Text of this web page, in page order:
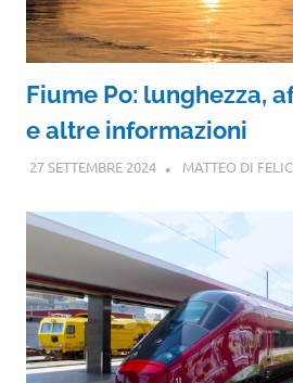
Fiume Po: lunghezza,
e altre informazioni
27 SETTEMBRE 2024 MATTEO DI